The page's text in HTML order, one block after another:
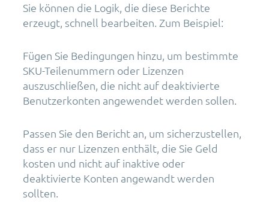
Sie können die Logik, die diese Berichte
erzeugt, schnell bearbeiten. Zum Beispiel:
Fügen Sie Bedingungen hinzu, um bestimmte
SKU-Teilenummern oder Lizenzen
auszuschließen, die nicht auf deaktivierte
Benutzerkonten angewendet werden sollen.
Passen Sie den Bericht an, um sicherzustellen,
dass er nur Lizenzen enthält, die Sie Geld
kosten und nicht auf inaktive oder
deaktivierte Konten angewandt werden
sollten.